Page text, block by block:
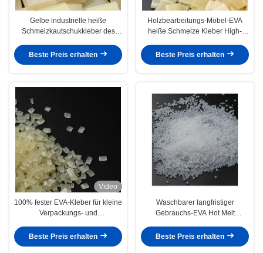
Gelbe industrielle heiße
Schmelzkautschukkleber des
Beste Preis erhalten
Holzbearbeitungs-Möbel-EVA
heiße Schmelze Kleber High-
Abbinden
Beste Preis erhalten
Video
100% fester EVA-Kleber für kleine
Verpackungs- und
Beste Preis erhalten
Waschbarer langfristiger
Gebrauchs-EVA Hot Melt
Kleber
Beste Preis erhalten